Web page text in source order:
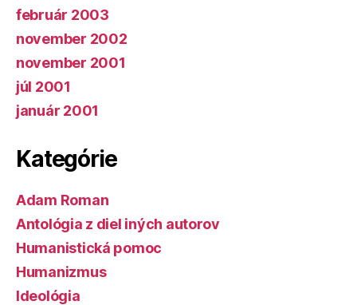
február 2003
november 2002
november 2001
júl 2001
január 2001
Kategórie
Adam Roman
Antológia z diel iných autorov
Humanistická pomoc
Humanizmus
Ideológia